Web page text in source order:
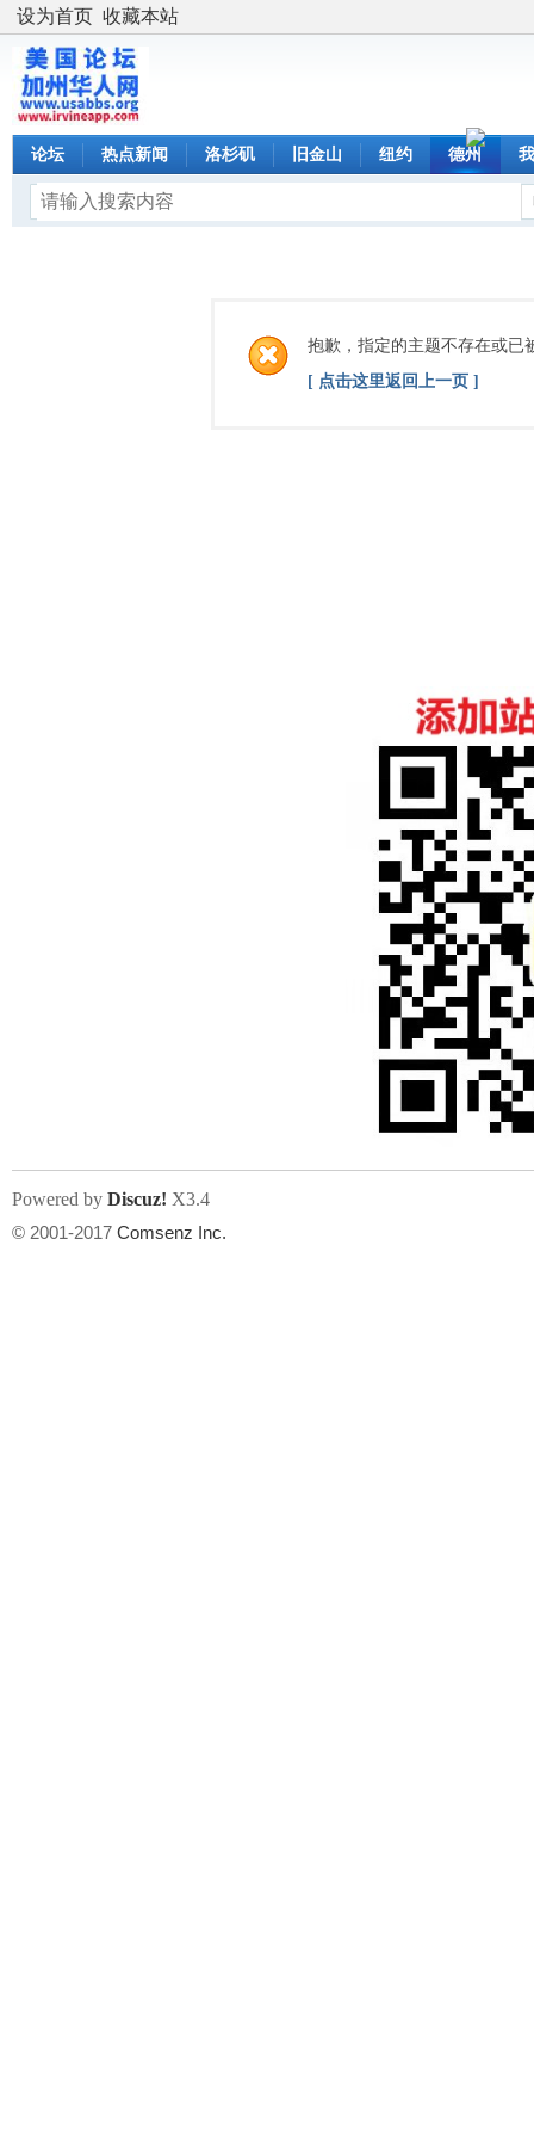
设为首页 收藏本站
论坛 热点新闻 洛杉矶 旧金山 纽约 德州
抱歉，指定的主题不存在或已
[ 点击这里返回上一页 ]
Powered by Discuz! X3.4
© 2001-2017 Comsenz Inc.